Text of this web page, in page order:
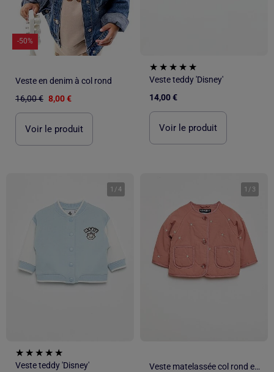
-50%
Veste en denim à col rond
16,00 € 8,00 €
Voir le produit
Veste teddy 'Disney'
14,00 €
Voir le produit
1 /4
Veste teddy 'Disney'
1 / 3
Veste matelassée col rond en tissu déperlant